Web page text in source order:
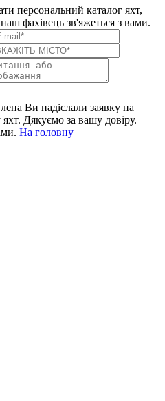
персональний каталог яхт,
наш фахівець зв'яжеться з вами.
Ви надіслали заявку на
Дякуємо за вашу довіру.
На головну